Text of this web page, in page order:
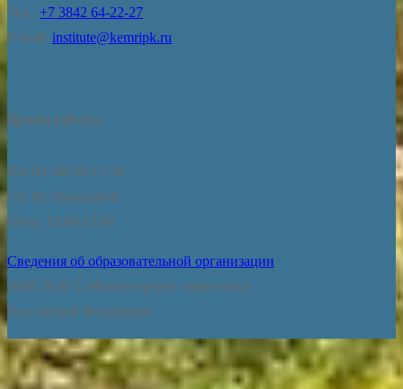
Тел.: +7 3842 64-22-27
E-mail: institute@kemripk.ru
Время работы
Пн-Пт: 08:30-17:30
Сб, Вс: Выходной
Обед: 12:00-13:00
Сведения об образовательной организации
2008-2026 © Министерство энергетики
Российской Федерации